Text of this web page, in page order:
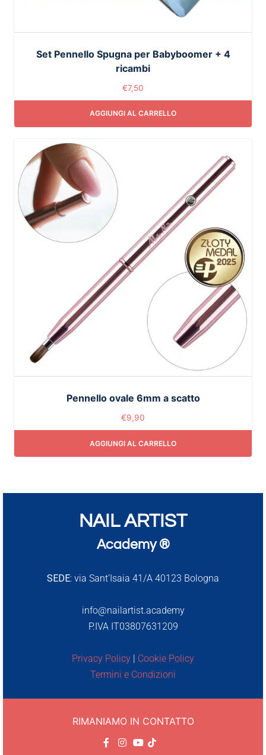
Set Pennello Spugna per Babyboomer + 4
ricambi
€7,50
AGGIUNGI AL CARRELLO
Pennello ovale 6mm a scatto
€9,90
AGGIUNGI AL CARRELLO
NAIL ARTIST
Academy ®
SEDE: via Sant’Isaia 41/A 40123 Bologna
info@nailartist.academy
P.IVA IT03807631209
Privacy Policy | Cookie Policy
Termini e Condizioni
RIMANIAMO IN CONTATTO